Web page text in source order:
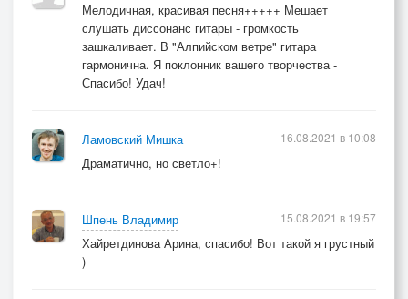
Мелодичная, красивая песня+++++ Мешает
слушать диссонанс гитары - громкость
зашкаливает. В "Алпийском ветре" гитара
гармонична. Я поклонник вашего творчества -
Спасибо! Удач!
Ламовский Мишка
Драматично, но светло+!
16.08.2021 в 10:08
Шпень Владимир
Хайретдинова Арина, спасибо! Вот такой я грустный
)
15.08.2021 в 19:57